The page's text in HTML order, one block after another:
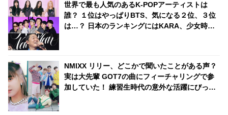
世界で最も人気のあるK-POPアーティストは
誰？ １位はやっぱりBTS、気になる２位、３位
は…？ 日本のランキングにはKARA、少女時代
NMIXX リリー、どこかで聞いたことがある声？
実は大先輩 GOT7の曲にフィーチャリングで参
加していた！ 練習生時代の意外な活躍にびっく